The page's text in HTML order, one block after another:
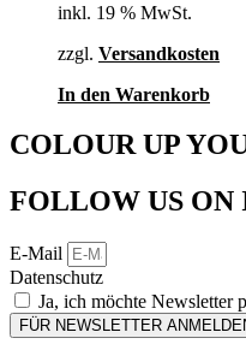
inkl. 19 % MwSt.
zzgl. Versandkosten
In den Warenkorb
COLOUR UP
FOLLOW US ON
E-Mail
Datenschutz
Ja, ich möchte Newsletter
FÜR NEWSLETTER